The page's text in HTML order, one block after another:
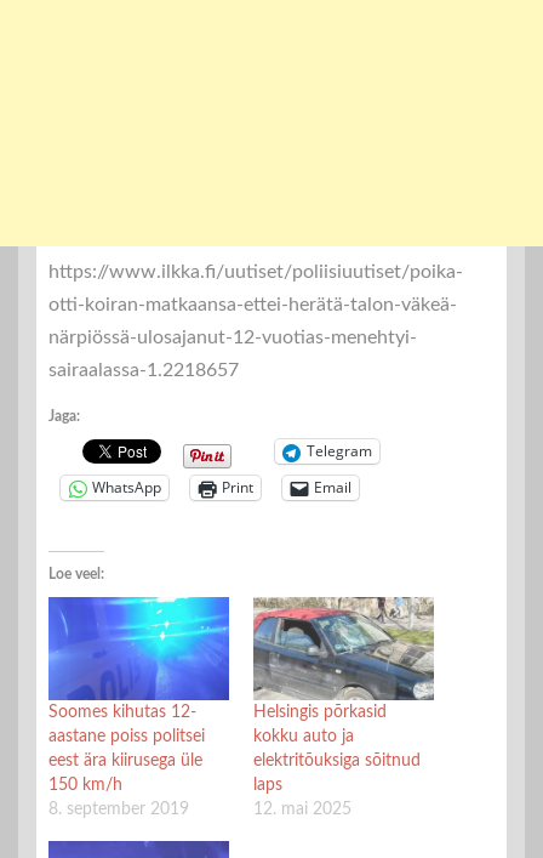
https://www.ilkka.fi/uutiset/poliisiuutiset/poika-
otti-koiran-matkaansa-ettei-herätä-talon-väkeä-
närpiössä-ulosajanut-12-vuotias-menehtyi-
sairaalassa-1.2218657
Jaga:
Telegram
WhatsApp
Print Email
Loe veel:
Soomes kihutas 12-
aastane poiss politsei
eest ära kiirusega üle
150 km/h
8. september 2019
Helsingis põrkasid
kokku auto ja
elektritõuksiga sõitnud
laps
12. mai 2025